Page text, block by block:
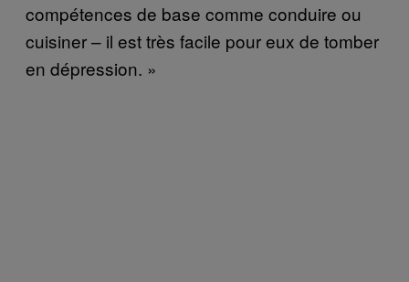
compétences de base comme conduire ou
cuisiner – il est très facile pour eux de tomber
en dépression. »